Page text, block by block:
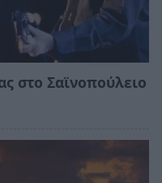
στο Σαϊνοπούλειο